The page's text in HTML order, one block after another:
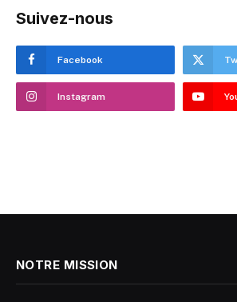
Suivez-nous
Facebook
Instagram
NOTRE MISSION